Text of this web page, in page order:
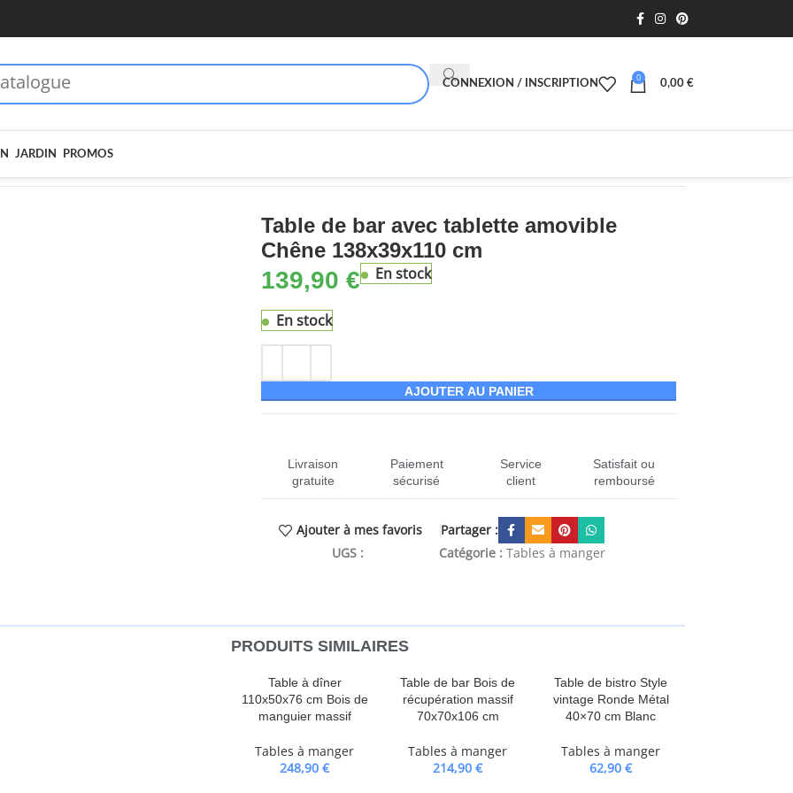
CONNEXION / INSCRIPTION
0
0,00 €
JARDIN PROMOS
Table de bar avec tablette amovible
Chêne 138x39x110 cm
139,90€ En stock
En stock
AJOUTER AU PANIER
Livraison
gratuite
Paiement
sécurisé
Service
client
Satisfait ou
remboursé
Ajouter à mes favoris
Partager :
UGS :
Catégorie : Tables à manger
PRODUITS SIMILAIRES
Table à dîner
110x50x76 cm Bois de
manguier massif
Tables à manger
248,90€
Table de bar Bois de
récupération massif
70x70x106 cm
Tables à manger
214,90€
Table de bistro Style
vintage Ronde Métal
40×70 cm Blanc
Tables à manger
62,90€
70€ - MOIEN10